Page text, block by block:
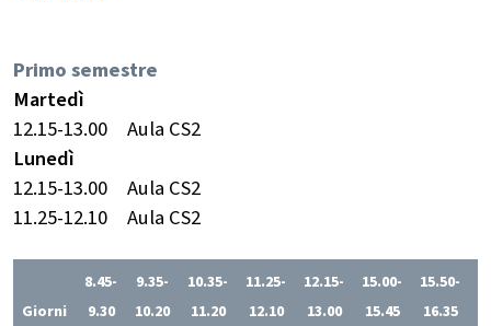
Primo semestre
Martedì
12.15-13.00
Aula CS2
Lunedì
12.15-13.00
Aula CS2
11.25-12.10
Aula CS2
Giorni
8.45-
9.30
9.35-
10.20
10.35-
11.20
11.25-
12.10
12.15-
13.00
15.00-
15.45
15.50-
16.35